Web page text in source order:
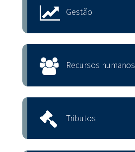
Gestão
Recursos humanos
Tributos